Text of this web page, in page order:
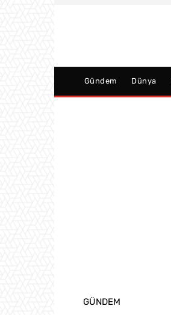
Gündem Dünya
GÜNDEM